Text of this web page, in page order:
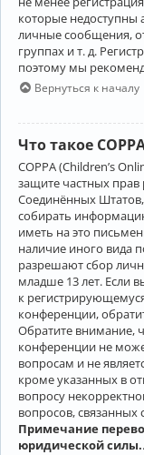
которые
личные сообщения,
группах и т. д.
поэтому мы
Вернуться к началу
Что такое
COPPA (Children’s
защите частных прав
Соединённых
собирать
иметь на это
наличие иного вида
разрешают сбор
младше 13 лет. Если
к
конференции,
Обратите внимание,
конференции не
вопросам и не
кроме указанных в
вопросу
вопросов, связанных
Примечание
юридической силы..